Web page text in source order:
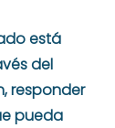
está
del
responder
pueda